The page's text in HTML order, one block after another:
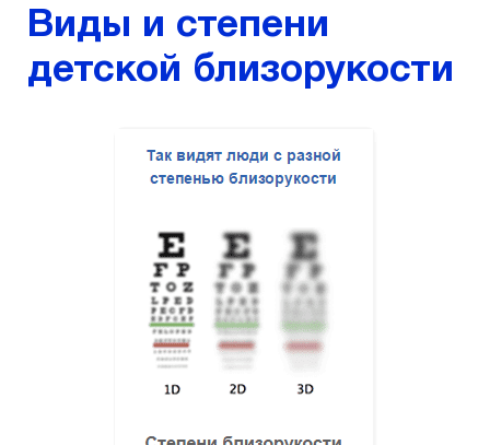
Виды и степени
детской близорукости